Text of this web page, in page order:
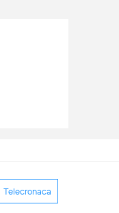
Telecronaca